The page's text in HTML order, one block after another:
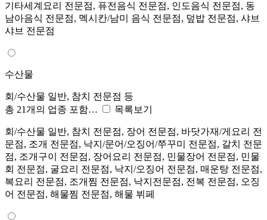
기타세계요리 전문점, 퓨전음식 전문점, 인도음식 전문점, 동
남아음식 전문점, 멕시칸/남미 음식 전문점, 덮밥 전문점, 샤브
샤브 전문점
수산물
회/수산물 일반, 참치 전문점 등
총 21개의 업종 포함…
목록보기
회/수산물 일반, 참치 전문점, 장어 전문점, 바닷가재/게요리 전
문점, 조개 전문점, 낙지/문어/오징어/쭈꾸미 전문점, 갈치 전문
점, 조개구이 전문점, 장어요리 전문점, 민물장어 전문점, 민물
회 전문점, 굴요리 전문점, 낙지/오징어 전문점, 매운탕 전문점,
복요리 전문점, 조개찜 전문점, 낙지전문점, 전복 전문점, 오징
어 전문점, 해물찜 전문점, 해물 뷔페